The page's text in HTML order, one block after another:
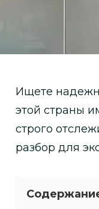
Ищете
этой страны
строго
разбор для